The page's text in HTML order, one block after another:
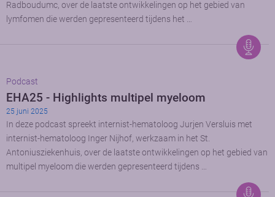
Radboudumc, over de laatste ontwikkelingen op het gebied van
lymfomen die werden gepresenteerd tijdens het …
Podcast
EHA25 - Highlights multipel myeloom
25 juni 2025
In deze podcast spreekt internist-hematoloog Jurjen Versluis met
internist-hematoloog Inger Nijhof, werkzaam in het St.
Antoniusziekenhuis, over de laatste ontwikkelingen op het gebied van
multipel myeloom die werden gepresenteerd tijdens …